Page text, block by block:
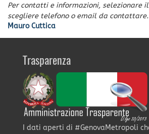
Per contatti e informazioni, selezionare
scegliere telefono o email da contattare.
Mauro Cuttica
Trasparenza
I dati aperti di #GenovaMetropoli